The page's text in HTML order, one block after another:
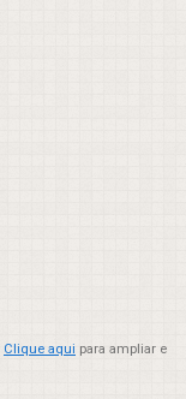
Clique aqui para ampliar e